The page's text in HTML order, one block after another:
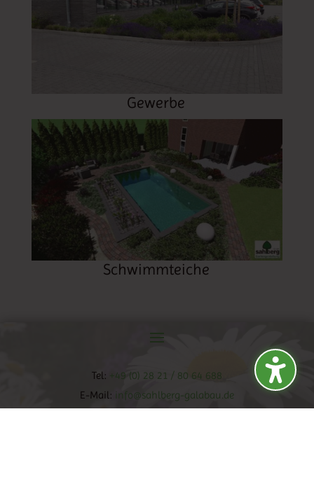
Gewerbe
Schwimmteiche
Tel:
+49 (0) 28 21 / 80 64 688
E-Mail:
info@sahlberg-galabau.de